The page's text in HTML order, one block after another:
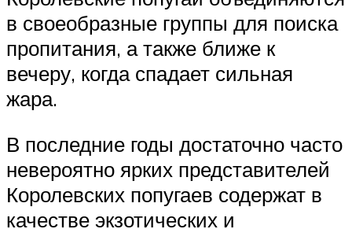
в своеобразные группы для поиска
пропитания, а также ближе к
вечеру, когда спадает сильная
жара.
В последние годы достаточно часто
невероятно ярких представителей
Королевских попугаев содержат в
качестве экзотических и